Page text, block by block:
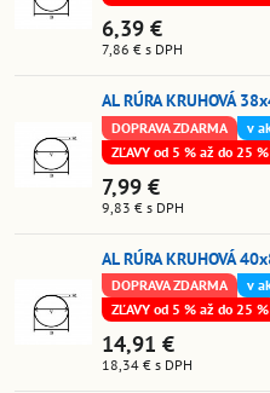
6,39 €
7,86 € s DPH
AL RÚRA KRUHOVÁ
DOPRAVA ZDARMA
v
ZĽAVY od 5 % až do 25 %
7,99 €
9,83 € s DPH
AL RÚRA KRUHOVÁ
DOPRAVA ZDARMA
v
ZĽAVY od 5 % až do 25 %
14,91 €
18,34 € s DPH